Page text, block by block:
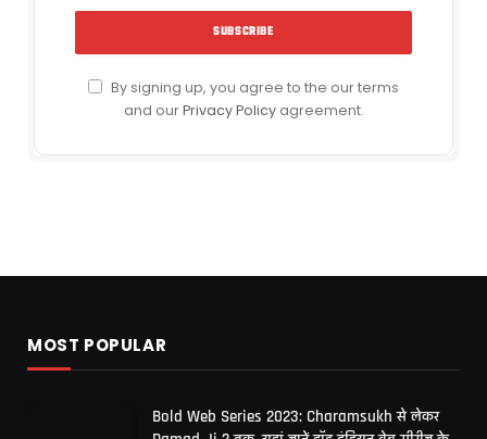
By signing up, you agree to the our terms
and ourPrivacy Policyagreement.
MOST POPULAR
Bold Web Series 2023: Charamsukh से लेकर